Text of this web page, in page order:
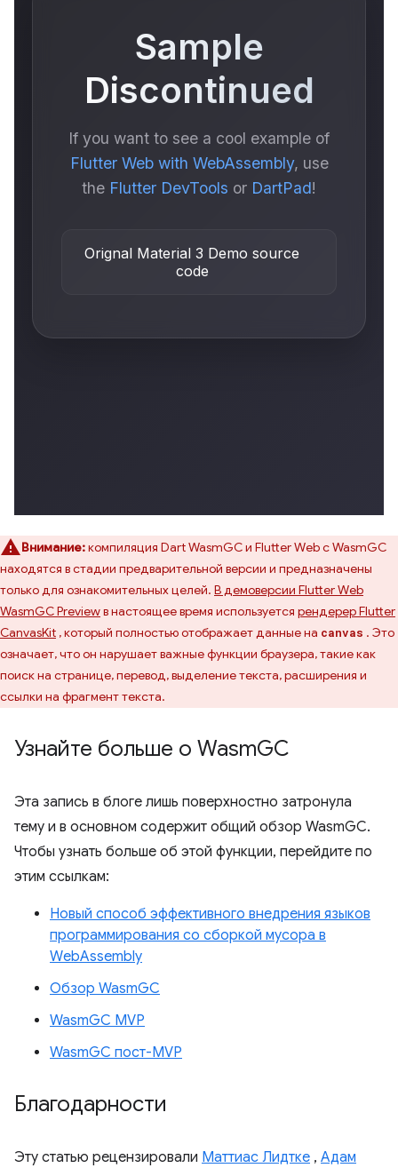
Внимание:компиляция Dart WasmGC и Flutter Web с WasmGC
находятся в стадии предварительной версии и предназначены
только для ознакомительных целей. В демоверсии Flutter Web
WasmGC Previewв настоящее время используется рендерер Flutter
CanvasKit , который полностью отображает данные на canvas . Это
означает, что он нарушает важные функции браузера, такие как
поиск на странице, перевод, выделение текста, расширения и
ссылки на фрагмент текста.
Узнайте больше о WasmGC
Эта запись в блоге лишь поверхностно затронула
тему и в основном содержит общий обзор WasmGC.
Чтобы узнать больше об этой функции, перейдите по
этим ссылкам:
Новый способ эффективного внедрения языков
программирования со сборкой мусора в
WebAssembly
Обзор WasmGC
WasmGC MVP
WasmGC пост-MVP
Благодарности
Эту статью рецензировали Маттиас Лидтке , Адам